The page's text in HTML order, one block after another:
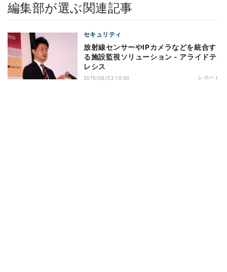
編集部が選ぶ関連記事
セキュリティ
放射線センサーやIPカメラなどを統合す
る施設監視ソリューション - アライドテ
レシス
2015/05/03 10:00 レポート